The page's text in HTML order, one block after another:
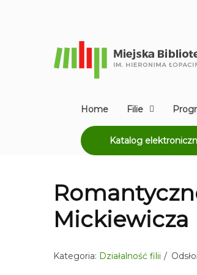
Home Filie
Katalog
Mickiewicza
Kategoria: Działalność filii